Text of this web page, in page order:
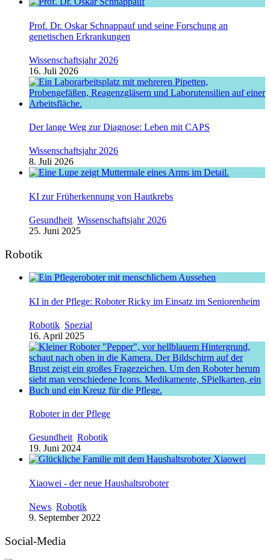
Prof. Dr. Oskar Schnappauf und seine Forschung an
genetischen Erkrankungen
Wissenschaftsjahr 2026
16. Juli 2026
Der lange Weg zur Diagnose: Leben mit CAPS
Wissenschaftsjahr 2026
8. Juli 2026
KI zur Früherkennung von Hautkrebs
Gesundheit, Wissenschaftsjahr 2026
25. Juni 2025
Robotik
KI in der Pflege: Roboter Ricky im Einsatz im Seniorenheim
Robotik, Spezial
16. April 2025
Roboter in der Pflege
Gesundheit, Robotik
19. Juni 2024
Xiaowei - der neue Haushaltsroboter
News, Robotik
9. September 2022
Social-Media